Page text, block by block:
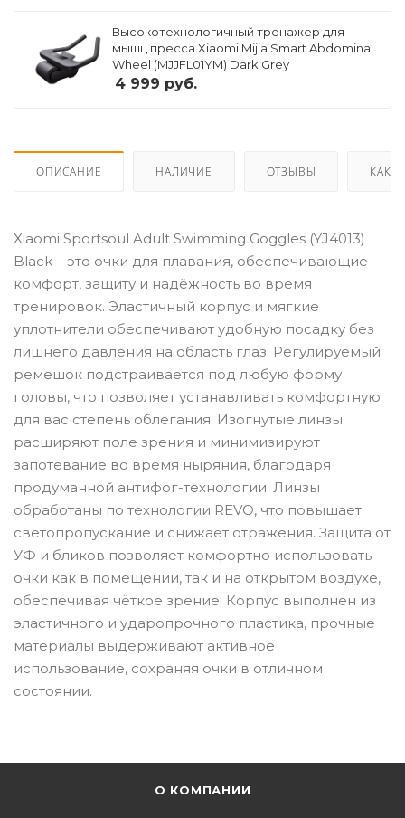
Высокотехнологичный тренажер для
мышц пресса Xiaomi Mijia Smart Abdominal
Wheel (MJJFL01YM) Dark Grey
4 999 руб.
ОПИСАНИЕ НАЛИЧИЕ ОТЗЫВЫ КАК
Xiaomi Sportsoul Adult Swimming Goggles (YJ4013)
Black – это очки для плавания, обеспечивающие
комфорт, защиту и надёжность во время
тренировок. Эластичный корпус и мягкие
уплотнители обеспечивают удобную посадку без
лишнего давления на область глаз. Регулируемый
ремешок подстраивается под любую форму
головы, что позволяет устанавливать комфортную
для вас степень облегания. Изогнутые линзы
расширяют поле зрения и минимизируют
запотевание во время ныряния, благодаря
продуманной антифог-технологии. Линзы
обработаны по технологии REVO, что повышает
светопропускание и снижает отражения. Защита от
УФ и бликов позволяет комфортно использовать
очки как в помещении, так и на открытом воздухе,
обеспечивая чёткое зрение. Корпус выполнен из
эластичного и ударопрочного пластика, прочные
материалы выдерживают активное
использование, сохраняя очки в отличном
состоянии.
О КОМПАНИИ